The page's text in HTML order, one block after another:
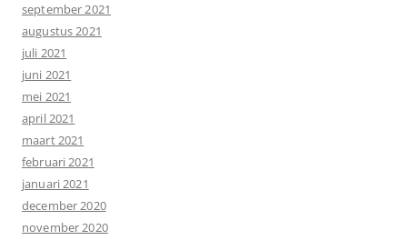
september 2021
augustus 2021
juli 2021
juni 2021
mei 2021
april 2021
maart 2021
februari 2021
januari 2021
december 2020
november 2020